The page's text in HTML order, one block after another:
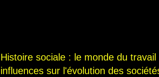
Histoire sociale : le monde du
influences sur l'évolution des